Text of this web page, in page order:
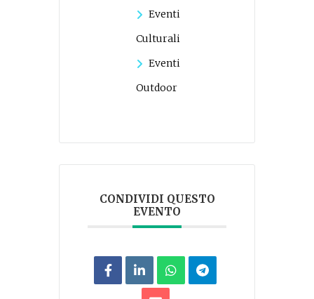
Eventi
Culturali
Eventi
Outdoor
CONDIVIDI QUESTO
EVENTO